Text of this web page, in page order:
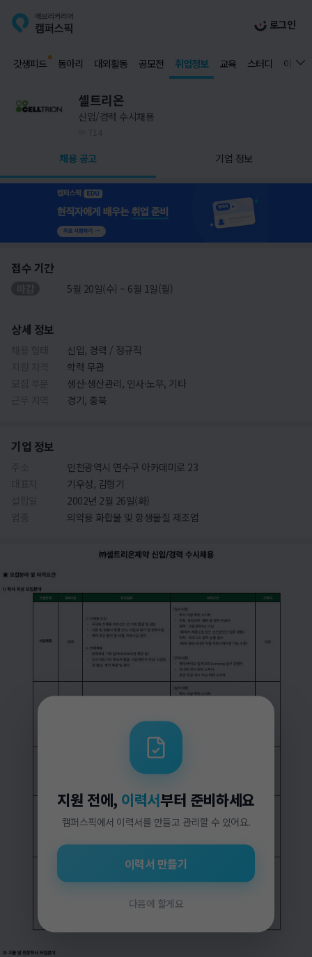
로그인
갓생피드 동아리 대외활동 공모전 취업정보 교육 스터디 이벤트
셀트리온
신입/경력 수시채용
채용 공고 기업 정보
접수 기간
5월 20일(수) ~ 6월 1일(월)
상세 정보
신입, 경력 / 정규직
학력 무관
생산·생산관리, 인사·노무, 기타
경기, 충북
기업 정보
인천광역시 연수구 아카데미로 23
기우성, 김형기
2002년 2월 26일(화)
의약용 화합물 및 항생물질 제조업
지원 전에, 이력서부터 준비하세요
캠퍼스픽에서 이력서를 만들고 관리할 수 있어요.
이력서 만들기
다음에 할게요